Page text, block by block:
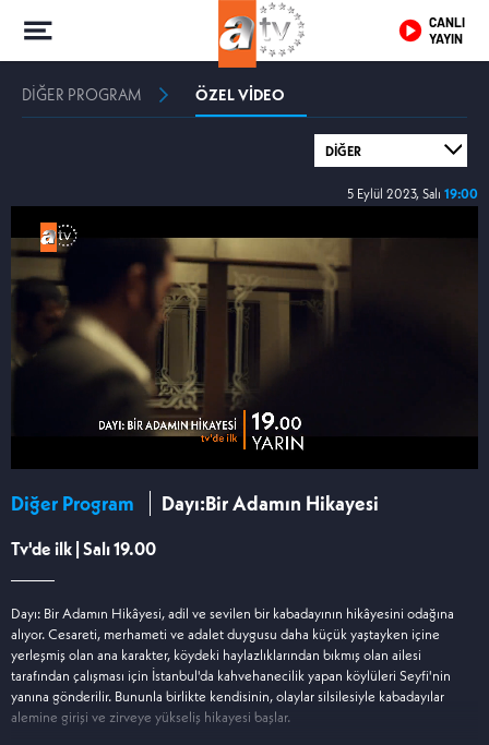
CANLI
YAYIN
DİĞER PROGRAM ÖZEL VİDEO
5 Eylül 2023, Salı 19:00
Diğer Program Dayı:Bir Adamın Hikayesi
Tv'de ilk | Salı 19.00
Dayı: Bir Adamın Hikâyesi, adil ve sevilen bir kabadayının hikâyesini odağına
alıyor. Cesareti, merhameti ve adalet duygusu daha küçük yaştayken içine
yerleşmiş olan ana karakter, köydeki haylazlıklarından bıkmış olan ailesi
tarafından çalışması için İstanbul'da kahvehanecilik yapan köylüleri Seyfi'nin
yanına gönderilir. Bununla birlikte kendisinin, olaylar silsilesiyle kabadayılar
alemine girişi ve zirveye yükseliş hikayesi başlar.